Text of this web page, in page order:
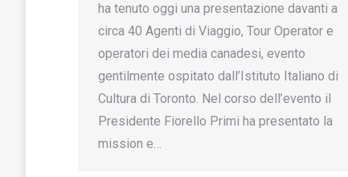
ha tenuto oggi una presentazione davanti a
circa 40 Agenti di Viaggio, Tour Operator e
operatori dei media canadesi, evento
gentilmente ospitato dall’Istituto Italiano di
Cultura di Toronto. Nel corso dell’evento il
Presidente Fiorello Primi ha presentato la
mission e…